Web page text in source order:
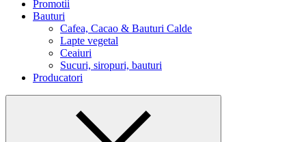
Promotii
Bauturi
Cafea, Cacao & Bauturi Calde
Lapte vegetal
Ceaiuri
Sucuri, siropuri, bauturi
Producatori